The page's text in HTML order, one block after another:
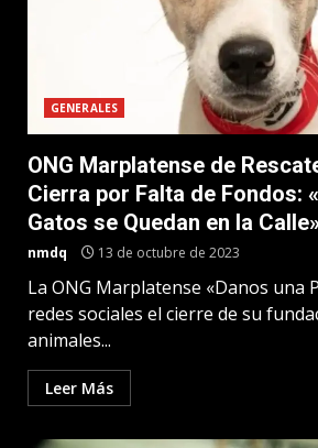
GENERALES
ONG Marplatense de
Cierra por Falta de Fondos:
Gatos se Quedan en la
nmdq 13 de octubre de 2023
La ONG Marplatense «Danos una
redes sociales el cierre de su
animales...
Leer Más